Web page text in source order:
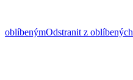
oblíbenýmOdstranit z oblíbených